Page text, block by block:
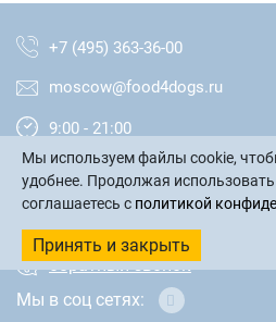
+7 (495) 363-36-00
moscow@food4dogs.ru
9:00 - 21:00
Москва и МО
обратный звонок
Мы в соц сетях:
Мы используем файлы cookie,
удобнее. Продолжая
соглашаетесь с политикой
Принять и закрыть